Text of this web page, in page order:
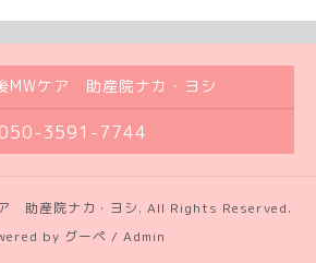
MWケア 助産院ナカ・ヨシ
050-3591-7744
助産院ナカ・ヨシ. All Rights Reserved.
by グーペ / Admin